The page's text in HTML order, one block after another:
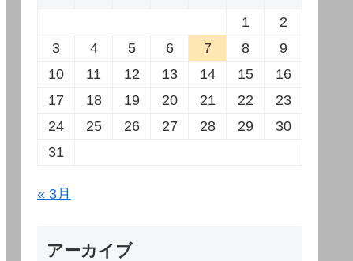
1
2
3
4 5 6 7 8
9
10
11 12 13 14 15
16
17
18 19 20 21 22
23
24
25 26 27 28 29
30
31
« 3月
アーカイブ